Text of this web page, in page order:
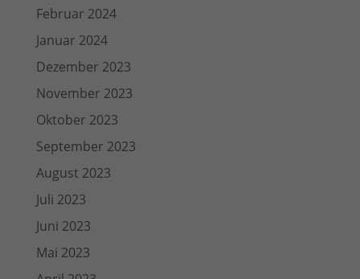
Februar 2024
Januar 2024
Dezember 2023
November 2023
Oktober 2023
September 2023
August 2023
Juli 2023
Juni 2023
Mai 2023